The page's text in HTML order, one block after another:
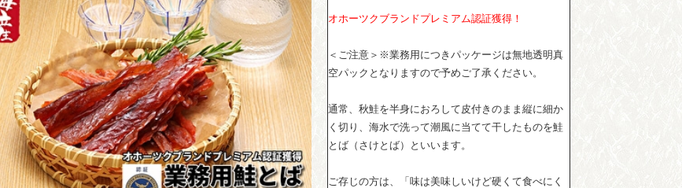
オホーツクブランドプレミアム認証獲得！
＜ご注意＞※業務用につきパッケージは無地透明真
空パックとなりますので予めご了承ください。
通常、秋鮭を半身におろして皮付きのまま縦に細か
く切り、海水で洗って潮風に当てて干したものを鮭
とば（さけとば）といいます。
ご存じの方は、「味は美味しいけど硬くて食べにく